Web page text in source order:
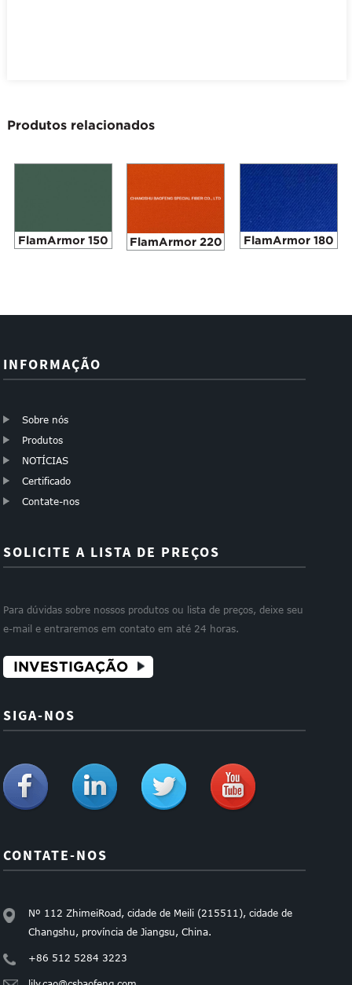
Produtos relacionados
FlamArmor 150 FlamArmor 220 FlamArmor 180
INFORMAÇÃO
Sobre nós
Produtos
NOTÍCIAS
Certificado
Contate-nos
SOLICITE A LISTA DE PREÇOS
Para dúvidas sobre nossos produtos ou lista de preços, deixe seu
e-mail e entraremos em contato em até 24 horas.
INVESTIGAÇÃO
SIGA-NOS
CONTATE-NOS
Nº 112 ZhimeiRoad, cidade de Meili (215511), cidade de
Changshu, província de Jiangsu, China.
+86 512 5284 3223